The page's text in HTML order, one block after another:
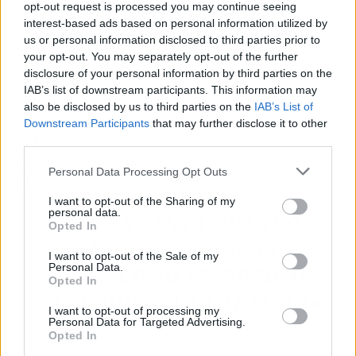
opt-out request is processed you may continue seeing
interest-based ads based on personal information utilized by
us or personal information disclosed to third parties prior to
your opt-out. You may separately opt-out of the further
disclosure of your personal information by third parties on the
IAB’s list of downstream participants. This information may
also be disclosed by us to third parties on the IAB’s List of
Downstream Participants that may further disclose it to other
Personal Data Processing Opt Outs
I want to opt-out of the Sharing of my
personal data.
Opted In
I want to opt-out of the Sale of my
Personal Data.
Opted In
I want to opt-out of processing my
Personal Data for Targeted Advertising.
Opted In
(R). La verdad es que viajando mucho y
teniendo mucho recorrido. Es fácil de repente
llegar a un cuadro y empezar a trabajar. Pero,
que ese cuadro tenga una historia, que tenga
comunicación dentro del mismo cuadro,
necesitas un poco de bagaje, un poco de
propio espectador que está viendo la obra.
«ME ENCANTA CUANDO
CRUZAS FRONTERAS Y
SALES COMO UN POCO AL
EXTERIOR COMO ARTISTA»